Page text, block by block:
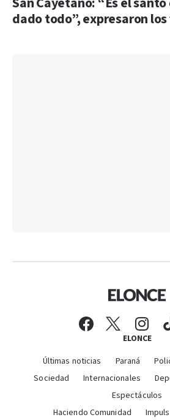
dado todo”, expresaron
ELONCE
Últimas noticias Paraná
Sociedad
Internacionales
Espectáculos
Haciendo Comunidad